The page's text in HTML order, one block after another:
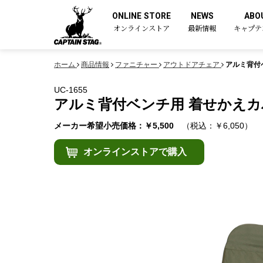
ONLINE STORE
オンラインストア
NEWS
最新情報 キャプ
ホーム 商品情報 ファニチャー アウトドアチェア アルミ背付
UC-1655
アルミ背付ベンチ用 着せかえ
メーカー希望小売価格：￥5,500 （税込：￥6,050）
オンラインストアで購入